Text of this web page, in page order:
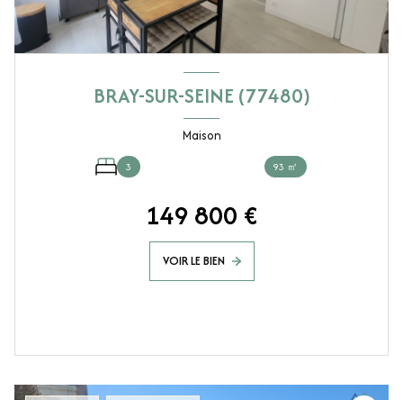
BRAY-SUR-SEINE (77480)
Maison
3 93 ㎡
149 800 €
VOIR LE BIEN